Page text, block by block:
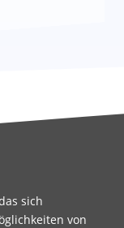
sich
von